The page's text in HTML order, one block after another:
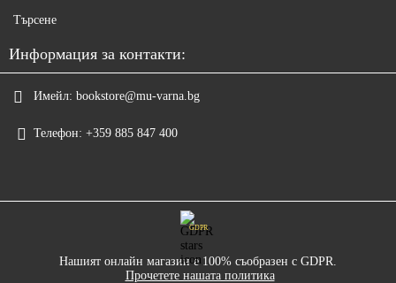
Търсене
Информация за контакти:
Имейл: bookstore@mu-varna.bg
Телефон: +359 885 847 400
GDPR
Нашият онлайн магазин е 100% съобразен с GDPR.
Прочетете нашата политика